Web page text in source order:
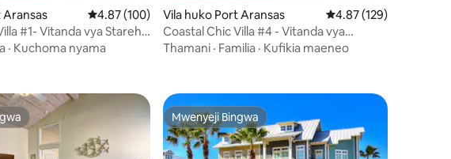
kati ya 5, tathmini 143
Aransas Ukadiriaji wa wastani wa 4.87 kati ya 5, tathmini 100
4.87 (100)
#1- Vitanda vya Starehe
· Kuchoma nyama
Vila huko Port Aransas Ukadiriaji wa wastani
4.87 (129)
Coastal Chic Villa #4 - Vitanda vya
Starehe vya King
Thamani · Familia · Kufikia maeneo
Mwenyeji Bingwa
Mwenyeji Bingwa